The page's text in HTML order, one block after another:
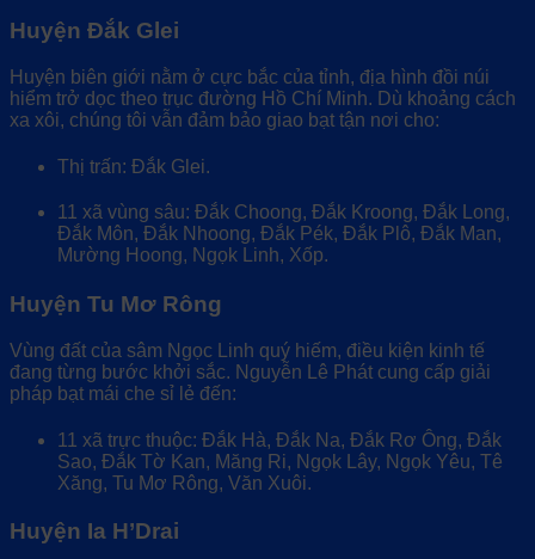
Huyện Đắk Glei
Huyện biên giới nằm ở cực bắc của tỉnh, địa hình đồi núi
hiểm trở dọc theo trục đường Hồ Chí Minh. Dù khoảng cách
xa xôi, chúng tôi vẫn đảm bảo giao bạt tận nơi cho:
Thị trấn: Đắk Glei.
11 xã vùng sâu: Đắk Choong, Đắk Kroong, Đắk Long,
Đắk Môn, Đắk Nhoong, Đắk Pék, Đắk Plô, Đắk Man,
Mường Hoong, Ngọk Linh, Xốp.
Huyện Tu Mơ Rông
Vùng đất của sâm Ngọc Linh quý hiếm, điều kiện kinh tế
đang từng bước khởi sắc. Nguyễn Lê Phát cung cấp giải
pháp bạt mái che sỉ lẻ đến:
11 xã trực thuộc: Đắk Hà, Đắk Na, Đắk Rơ Ông, Đắk
Sao, Đắk Tờ Kan, Măng Ri, Ngọk Lây, Ngọk Yêu, Tê
Xăng, Tu Mơ Rông, Văn Xuôi.
Huyện Ia H’Drai